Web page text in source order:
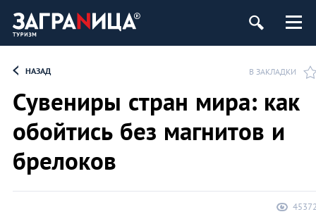
НАЗАД В ЗАКЛАДКИ
Сувениры стран мира: как
обойтись без магнитов и
брелоков